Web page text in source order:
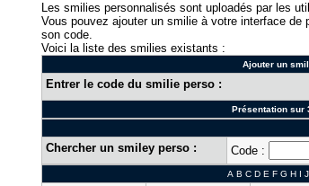
Les smilies personnalisés sont uploadés par les
Vous pouvez ajouter un smilie à votre interface
son code.
Voici la liste des smilies existants :
Ajouter un
Entrer le code du smilie perso :
Présentation sur
Chercher un smiley perso : Code :
A B C D E F G H I J